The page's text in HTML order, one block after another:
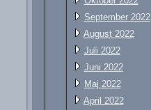
September 2022
August 2022
Juli 2022
Juni 2022
Maj 2022
April 2022